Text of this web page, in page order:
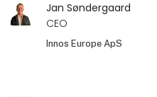
Jan Søndergaard
CEO
Innos Europe ApS